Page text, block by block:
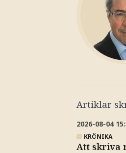
Artiklar
2026-08-04
KRÖNIKA
Att skriva